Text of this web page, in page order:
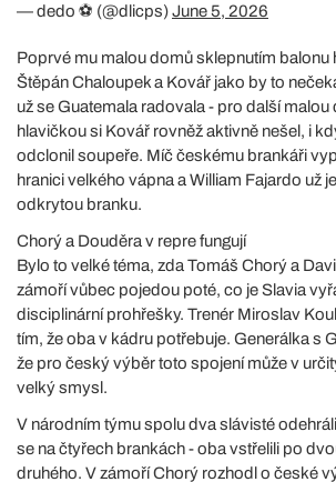
— dedo ⚽️ (@dlicps)June 5, 2026
Poprvé mu malou domů sklepnutím balonu
Štěpán Chaloupek a Kovář jako by to
už se Guatemala radovala - pro další malou
hlavičkou si Kovář rovněž aktivně nešel, i
odclonil soupeře. Míč českému brankáři
hranici velkého vápna a William Fajardo už
odkrytou branku.
Chorý a Douděra v repre fungují
Bylo to velké téma, zda Tomáš Chorý a
zámoří vůbec pojedou poté, co je Slavia
disciplinární prohřešky. Trenér Miroslav
tím, že oba v kádru potřebuje. Generálka s
že pro český výběr toto spojení může v
velký smysl.
V národním týmu spolu dva slávisté
se na čtyřech brankách - oba vstřelili po
druhého. V zámoří Chorý rozhodl o české